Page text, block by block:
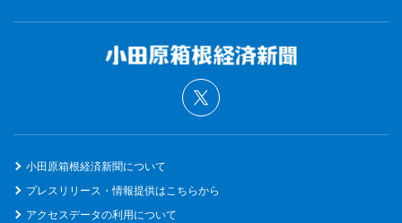
小田原箱根経済新聞について
プレスリリース・情報提供はこちらから
アクセスデータの利用について